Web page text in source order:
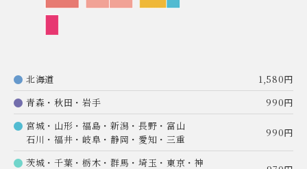
北海道
1,580円
青森・秋田・岩手
990円
宮城・山形・福島・新潟・長野・富山
石川・福井・岐阜・静岡・愛知・三重
990円
茨城・千葉・栃木・群馬・埼玉・東京・神